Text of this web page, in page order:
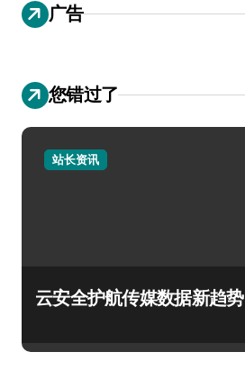
广告
您错过了
站长资讯
云安全护航传媒数据新趋势